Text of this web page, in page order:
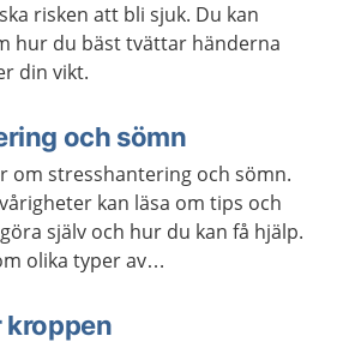
risken att bli sjuk. Du kan
hur du bäst tvättar händerna
din vikt.
och sömn
om stresshantering och sömn.
kan läsa om tips och
själv och hur du kan få hjälp.
olika typer av
kroppen